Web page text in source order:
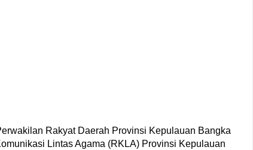
Rakyat Daerah Provinsi Kepulauan Bangka
Lintas Agama (RKLA) Provinsi Kepulauan